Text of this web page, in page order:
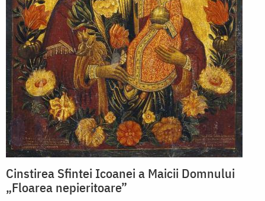
Cinstirea Sfintei Icoanei a Maicii Domnului
„Floarea nepieritoare”